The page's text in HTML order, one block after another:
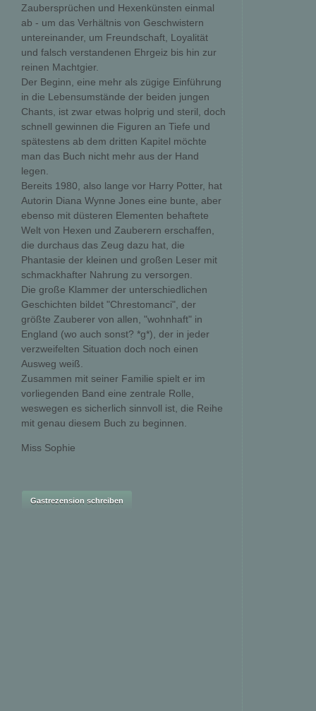
Zaubersprüchen und Hexenkünsten einmal
ab - um das Verhältnis von Geschwistern
untereinander, um Freundschaft, Loyalität
und falsch verstandenen Ehrgeiz bis hin zur
reinen Machtgier.
Der Beginn, eine mehr als zügige Einführung
in die Lebensumstände der beiden jungen
Chants, ist zwar etwas holprig und steril, doch
schnell gewinnen die Figuren an Tiefe und
spätestens ab dem dritten Kapitel möchte
man das Buch nicht mehr aus der Hand
legen.
Bereits 1980, also lange vor Harry Potter, hat
Autorin Diana Wynne Jones eine bunte, aber
ebenso mit düsteren Elementen behaftete
Welt von Hexen und Zauberern erschaffen,
die durchaus das Zeug dazu hat, die
Phantasie der kleinen und großen Leser mit
schmackhafter Nahrung zu versorgen.
Die große Klammer der unterschiedlichen
Geschichten bildet "Chrestomanci", der
größte Zauberer von allen, "wohnhaft" in
England (wo auch sonst? *g*), der in jeder
verzweifelten Situation doch noch einen
Ausweg weiß.
Zusammen mit seiner Familie spielt er im
vorliegenden Band eine zentrale Rolle,
weswegen es sicherlich sinnvoll ist, die Reihe
mit genau diesem Buch zu beginnen.
Miss Sophie